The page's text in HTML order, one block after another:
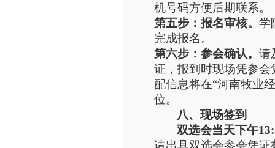
机号码方便后期联系。
第五步：报名审核。 学
完成报名。
第六步：参会确认。 请
证，报到时现场凭参
配信息将在“河南牧业
位。
八、现场签到
双选会当天下午
请出具双选会参会凭